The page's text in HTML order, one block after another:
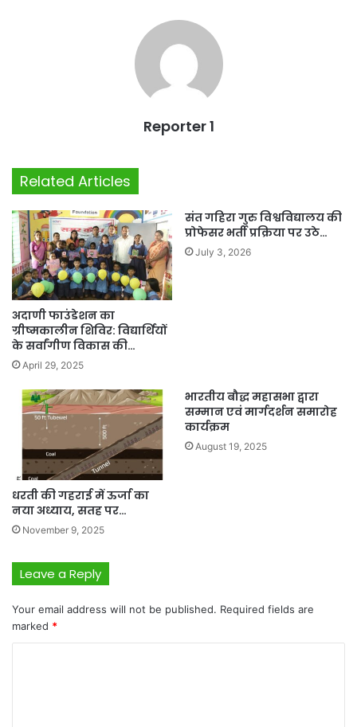
Reporter 1
Related Articles
अदाणी फाउंडेशन का
ग्रीष्मकालीन शिविर: विद्यार्थियों
के सर्वांगीण विकास की…
April 29, 2025
संत गहिरा गुरु विश्वविद्यालय की
प्रोफेसर भर्ती प्रक्रिया पर उठे…
July 3, 2026
धरती की गहराई में ऊर्जा का
नया अध्याय, सतह पर…
November 9, 2025
भारतीय बौद्ध महासभा द्वारा
सम्मान एवं मार्गदर्शन समारोह
कार्यक्रम
August 19, 2025
Leave a Reply
Your email address will not be published. Required fields are
marked *